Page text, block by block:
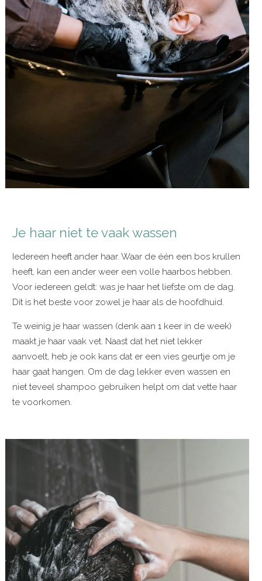
Je haar niet te vaak wassen
Iedereen heeft ander haar. Waar de één een bos krullen
heeft, kan een ander weer een volle haarbos hebben.
Voor iedereen geldt: was je haar het liefste om de dag.
Dit is het beste voor zowel je haar als de hoofdhuid.
Te weinig je haar wassen (denk aan 1 keer in de week)
maakt je haar vaak vet. Naast dat het niet lekker
aanvoelt, heb je ook kans dat er een vies geurtje om je
haar gaat hangen. Om de dag lekker even wassen en
niet teveel shampoo gebruiken helpt om dat vette haar
te voorkomen.